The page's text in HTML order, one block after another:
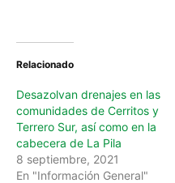
Relacionado
Desazolvan drenajes en las
comunidades de Cerritos y
Terrero Sur, así como en la
cabecera de La Pila
8 septiembre, 2021
En "Información General"